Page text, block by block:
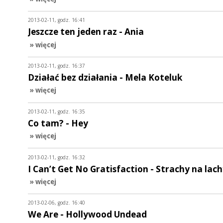
2013-02-11, godz. 16:41
Jeszcze ten jeden raz - Ania
» więcej
2013-02-11, godz. 16:37
Działać bez działania - Mela Koteluk
» więcej
2013-02-11, godz. 16:35
Co tam? - Hey
» więcej
2013-02-11, godz. 16:32
I Can’t Get No Gratisfaction - Strachy na
» więcej
2013-02-06, godz. 16:40
We Are - Hollywood Undead